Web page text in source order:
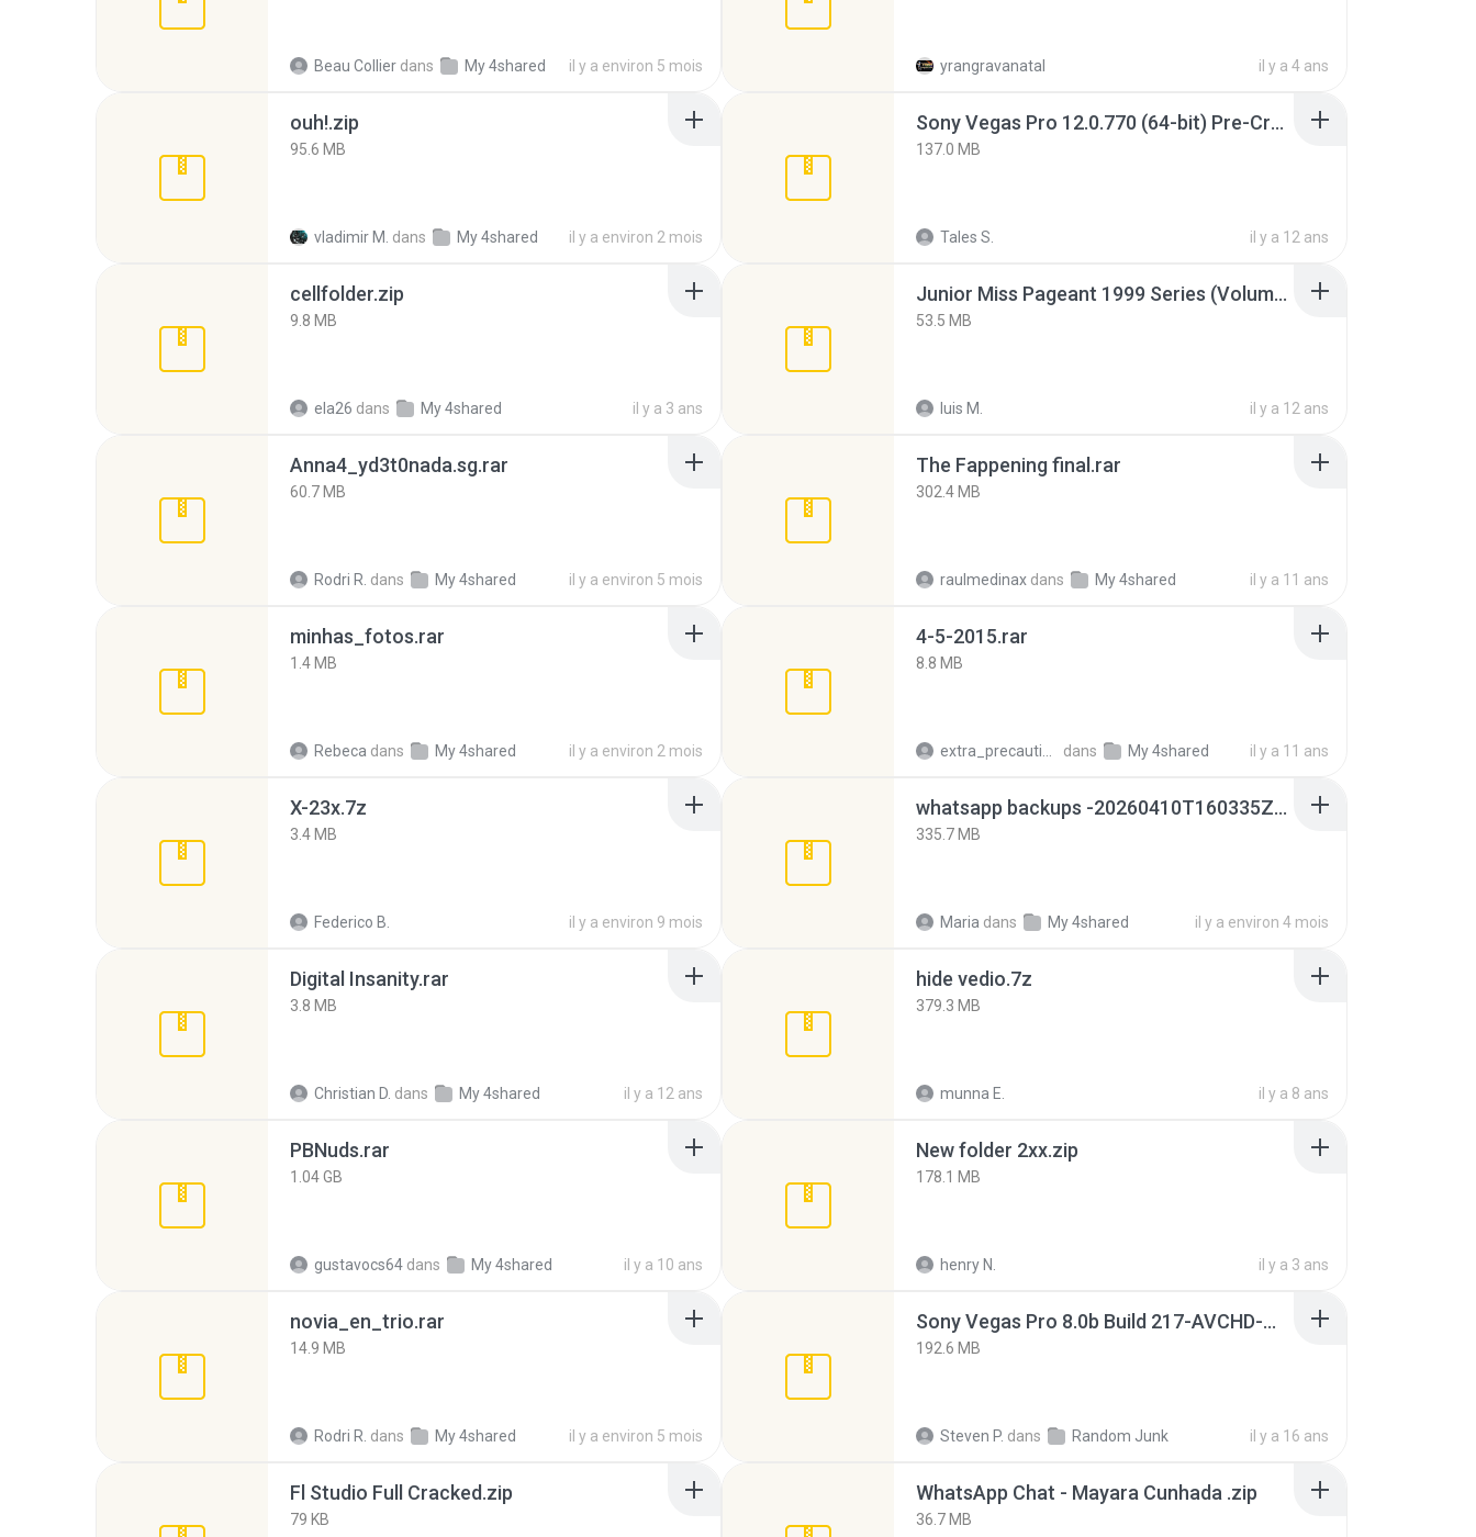
Beau Collier dans My 4shared il y a environ 5 mois yrangravanatal il y a 4 ans
ouh!.zip
95.6 MB
vladimir M. dans My 4shared il y a environ 2 mois
Sony Vegas Pro 12.0.770 (64-bit) Pre-Cracked.zip
137.0 MB
Tales S. il y a 12 ans
cellfolder.zip
9.8 MB
ela26 dans My 4shared il y a 3 ans
Junior Miss Pageant 1999 Series (Volume I Part I NC 6).7z
53.5 MB
luis M. il y a 12 ans
Anna4_yd3t0nada.sg.rar
60.7 MB
Rodri R. dans My 4shared il y a environ 5 mois
The Fappening final.rar
302.4 MB
raulmedinax dans My 4shared il y a 11 ans
minhas_fotos.rar
1.4 MB
Rebeca dans My 4shared il y a environ 2 mois
4-5-2015.rar
8.8 MB
dans My 4shared il y a 11 ans
X-23x.7z
3.4 MB
Federico B. il y a environ 9 mois
whatsapp backups -20260410T160335Z-3-001.zip
335.7 MB
Maria dans My 4shared il y a environ 4 mois
Digital Insanity.rar
3.8 MB
Christian D. dans My 4shared il y a 12 ans
hide vedio.7z
379.3 MB
munna E. il y a 8 ans
PBNuds.rar
1.04 GB
gustavocs64 dans My 4shared il y a 10 ans
New folder 2xx.zip
178.1 MB
henry N. il y a 3 ans
novia_en_trio.rar
14.9 MB
Rodri R. dans My 4shared il y a environ 5 mois
Sony Vegas Pro 8.0b Build 217-AVCHD-MPG-AC3 FIXED.7z
192.6 MB
Steven P. dans Random Junk il y a 16 ans
Fl Studio Full Cracked.zip
79 KB
WhatsApp Chat - Mayara Cunhada .zip
36.7 MB